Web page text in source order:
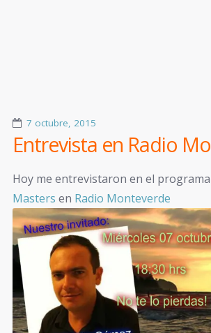
7 octubre, 2015
Entrevista en Radio
Hoy me entrevistaron en el programa
Masters en Radio Monteverde